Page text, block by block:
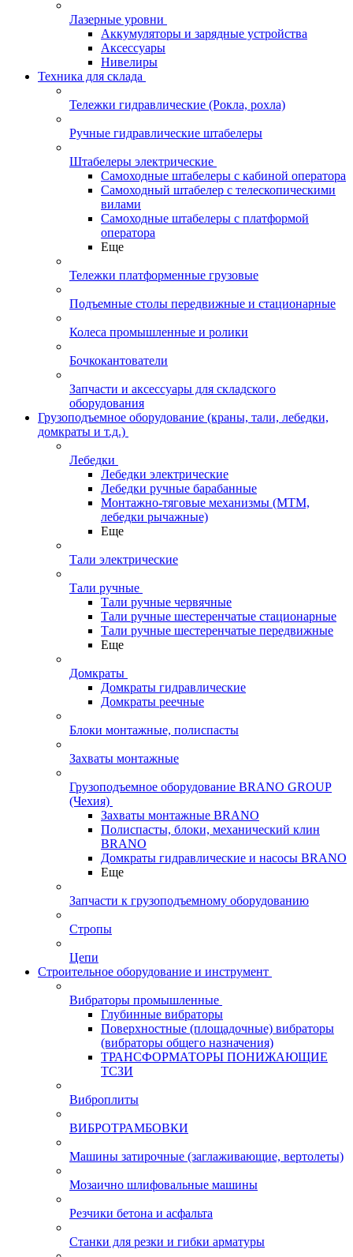
Лазерные уровни
Аккумуляторы и зарядные устройства
Аксессуары
Нивелиры
Техника для склада
Тележки гидравлические (Рокла, рохла)
Ручные гидравлические штабелеры
Штабелеры электрические
Самоходные штабелеры с кабиной оператора
Самоходный штабелер с телескопическими
вилами
Самоходные штабелеры с платформой
оператора
Еще
Тележки платформенные грузовые
Подъемные столы передвижные и стационарные
Колеса промышленные и ролики
Бочкокантователи
Запчасти и аксессуары для складского
оборудования
Грузоподъемное оборудование (краны, тали, лебедки,
домкраты и т.д.)
Лебедки
Лебедки электрические
Лебедки ручные барабанные
Монтажно-тяговые механизмы (МТМ,
лебедки рычажные)
Еще
Тали электрические
Тали ручные
Тали ручные червячные
Тали ручные шестеренчатые стационарные
Тали ручные шестеренчатые передвижные
Еще
Домкраты
Домкраты гидравлические
Домкраты реечные
Блоки монтажные, полиспасты
Захваты монтажные
Грузоподъемное оборудование BRANO GROUP
(Чехия)
Захваты монтажные BRANO
Полиспасты, блоки, механический клин
BRANO
Домкраты гидравлические и насосы BRANO
Еще
Запчасти к грузоподъемному оборудованию
Стропы
Цепи
Строительное оборудование и инструмент
Вибраторы промышленные
Глубинные вибраторы
Поверхностные (площадочные) вибраторы
(вибраторы общего назначения)
ТРАНСФОРМАТОРЫ ПОНИЖАЮЩИЕ
ТСЗИ
Виброплиты
ВИБРОТРАМБОВКИ
Машины затирочные (заглаживающие, вертолеты)
Мозаично шлифовальные машины
Резчики бетона и асфальта
Станки для резки и гибки арматуры